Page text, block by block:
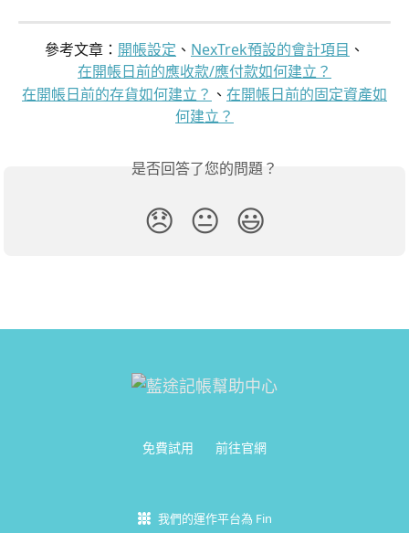
參考文章： 開帳設定 、 NexTrek預設的會計項目 、
在開帳日前的應收款/應付款如何建立？
在開帳日前的存貨如何建立？ 、 在開帳日前的固定資產如
何建立？
是否回答了您的問題？
😞 😐 😃
免費試用 前往官網
我們的運作平台為 Fin